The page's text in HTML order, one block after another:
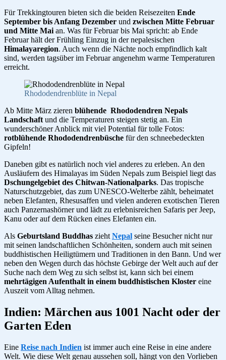
Für Trekkingtouren bieten sich die beiden Reisezeiten Ende
September bis Anfang Dezember und zwischen Mitte Februar
und Mitte Mai an. Was für Februar bis Mai spricht: ab Ende
Februar hält der Frühling Einzug in der nepalesischen
Himalayaregion. Auch wenn die Nächte noch empfindlich kalt
sind, werden tagsüber im Februar angenehm warme Temperaturen
erreicht.
Rhododendrenblüte in Nepal
Ab Mitte März zieren blühende Rhododendren Nepals
Landschaft und die Temperaturen steigen stetig an. Ein
wunderschöner Anblick mit viel Potential für tolle Fotos:
rotblühende Rhododendrenbüsche für den schneebedeckten
Gipfeln!
Daneben gibt es natürlich noch viel anderes zu erleben. An den
Ausläufern des Himalayas im Süden Nepals zum Beispiel liegt das
Dschungelgebiet des Chitwan-Nationalparks. Das tropische
Naturschutzgebiet, das zum UNESCO-Welterbe zählt, beheimatet
neben Elefanten, Rhesusaffen und vielen anderen exotischen Tieren
auch Panzernashörner und lädt zu erlebnisreichen Safaris per Jeep,
Kanu oder auf dem Rücken eines Elefanten ein.
Als Geburtsland Buddhas zieht Nepal seine Besucher nicht nur
mit seinen landschaftlichen Schönheiten, sondern auch mit seinen
buddhistischen Heiligtümern und Traditionen in den Bann. Und wer
neben den Wegen durch das höchste Gebirge der Welt auch auf der
Suche nach dem Weg zu sich selbst ist, kann sich bei einem
mehrtägigen Aufenthalt in einem buddhistischen Kloster eine
Auszeit vom Alltag nehmen.
Indien: Märchen aus 1001 Nacht oder der
Garten Eden
Eine Reise nach Indien ist immer auch eine Reise in eine andere
Welt. Wie diese Welt genau aussehen soll, hängt von den Vorlieben